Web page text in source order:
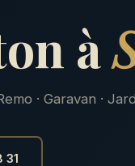
à
· Garavan ·
31